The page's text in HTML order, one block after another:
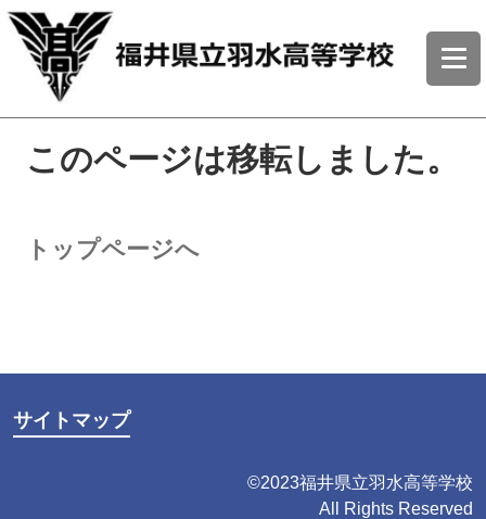
このページは移転しました。
トップページへ
サイトマップ
©2023福井県立羽水高等学校
All Rights Reserved